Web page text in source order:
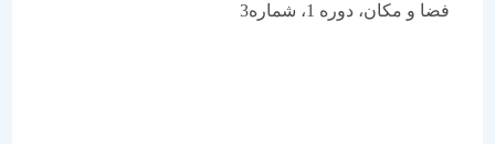
فضا و مکان، دوره 1، شماره3